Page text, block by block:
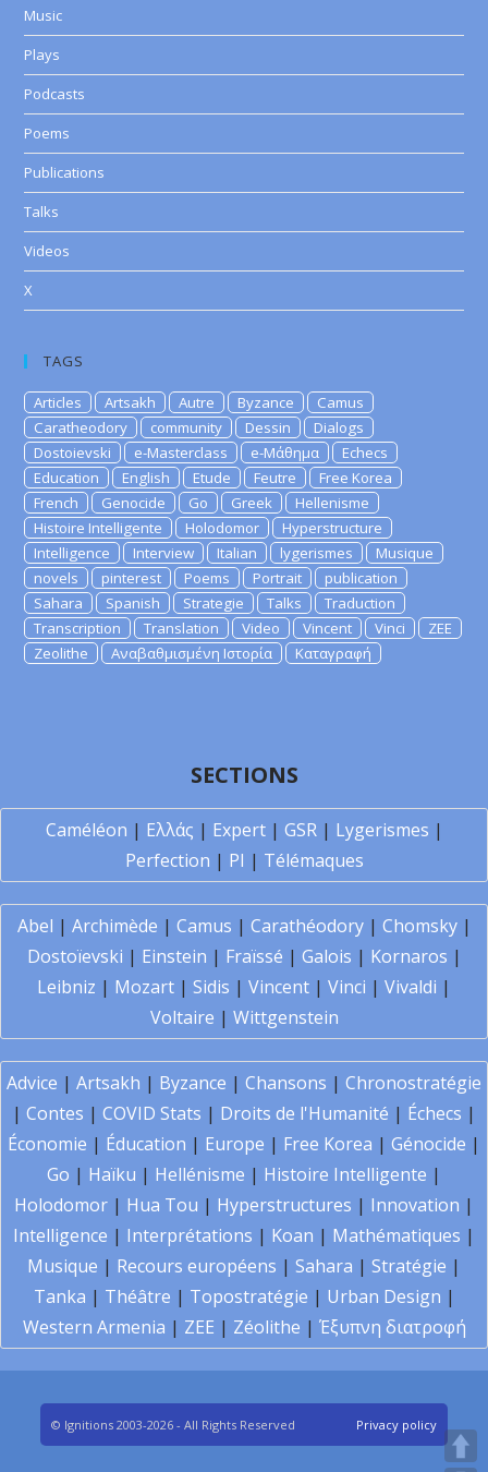
Music
Plays
Podcasts
Poems
Publications
Talks
Videos
X
TAGS
Articles Artsakh Autre Byzance
Camus
Caratheodory
community Dessin
Dialogs
Dostoievski
e-Masterclass e-Μάθημα
Echecs
Education
English Etude Feutre
Free Korea
French
Genocide Go Greek
Hellenisme
Histoire Intelligente
Holodomor
Hyperstructure
Intelligence
Interview Italian lygerismes
Musique
novels
pinterest Poems Portrait
publication
Sahara
Spanish Strategie Talks
Traduction
Transcription
Translation Video Vincent Vinci
ZEE
Zeolithe
Αναβαθμισμένη Ιστορία Καταγραφή
SECTIONS
Caméléon | Ελλάς | Expert| GSR| Lygerismes |
Perfection | PI | Télémaques
Abel | Archimède | Camus | Carathéodory| Chomsky|
Dostoïevski | Einstein | Fraïssé | Galois | Kornaros |
Leibniz | Mozart | Sidis | Vincent | Vinci | Vivaldi |
Voltaire | Wittgenstein
Advice | Artsakh | Byzance | Chansons | Chronostratégie
| Contes | COVID Stats | Droits de l'Humanité | Échecs |
Économie | Éducation | Europe | Free Korea | Génocide |
Go | Haïku | Hellénisme | Histoire Intelligente |
Holodomor | Hua Tou | Hyperstructures | Innovation |
Intelligence | Interprétations | Koan | Mathématiques |
Musique | Recours européens | Sahara | Stratégie |
Tanka | Théâtre | Topostratégie | Urban Design |
Western Armenia | ZEE | Zéolithe | Έξυπνη διατροφή
© Ignitions 2003-2026 - All Rights Reserved Privacy policy